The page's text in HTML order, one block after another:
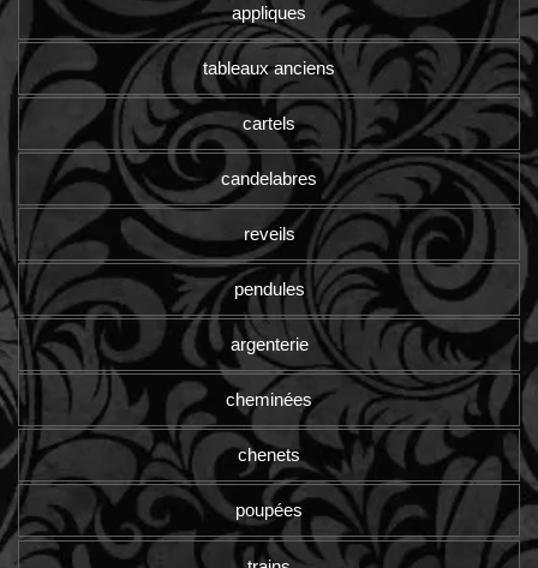
appliques
tableaux anciens
cartels
candelabres
reveils
pendules
argenterie
cheminées
chenets
poupées